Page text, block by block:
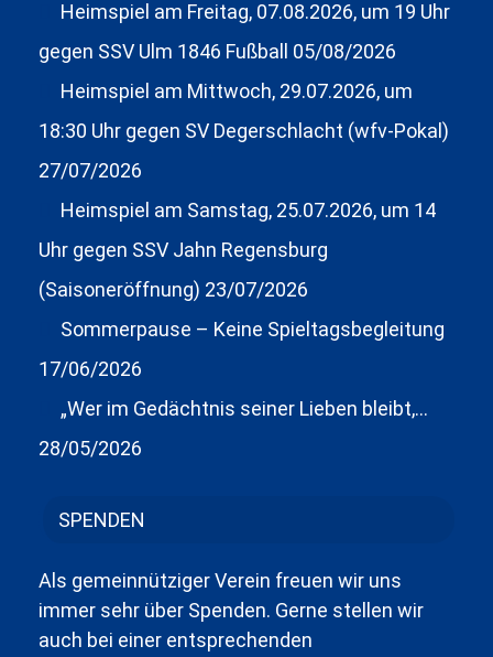
Heimspiel am Freitag, 07.08.2026, um 19 Uhr
gegen SSV Ulm 1846 Fußball
05/08/2026
Heimspiel am Mittwoch, 29.07.2026, um
18:30 Uhr gegen SV Degerschlacht (wfv-Pokal)
27/07/2026
Heimspiel am Samstag, 25.07.2026, um 14
Uhr gegen SSV Jahn Regensburg
(Saisoneröffnung) 23/07/2026
Sommerpause – Keine Spieltagsbegleitung
17/06/2026
„Wer im Gedächtnis seiner Lieben bleibt,…
28/05/2026
SPENDEN
Als gemeinnütziger Verein freuen wir uns
immer sehr über Spenden. Gerne stellen wir
auch bei einer entsprechenden